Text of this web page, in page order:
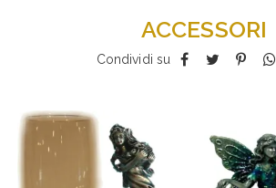
ACCESSORI
Condividi su